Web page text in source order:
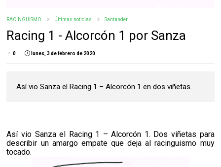
RACINGUISMO Últimas noticias Santander
Racing 1 - Alcorcón 1 por Sanza
0 lunes, 3 de febrero de 2020
Así vio Sanza el Racing 1 – Alcorcón 1 en dos viñetas.
Así vio Sanza el Racing 1 – Alcorcón 1. Dos viñetas para
describir un amargo empate que deja al racinguismo muy
tocado.